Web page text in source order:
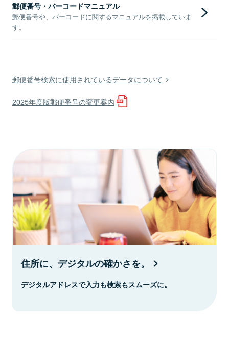
郵便番号・バーコードマニュアル
郵便番号や、バーコードに関するマニュアルを掲載していま
す。
郵便番号検索に使用されているデータについて
2025年度版郵便番号の変更案内
住所に、デジタルの確かさを。
デジタルアドレスで入力も検索もスムーズに。